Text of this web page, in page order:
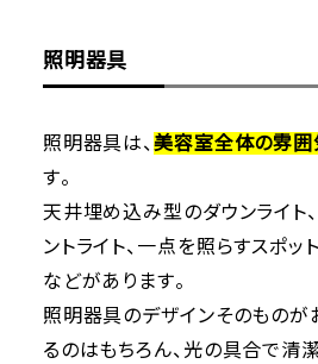
照明器具
照明器具は、美容室全体の雰
す。
天井埋め込み型のダウンライト
ントライト、一点を照らすスポッ
などがあります。
照明器具のデザインそのものが
るのはもちろん、光の具合で清